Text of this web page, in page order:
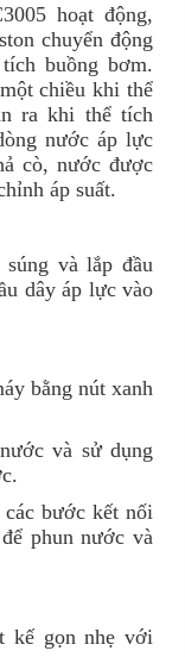
hoạt động,
chuyển động
buồng bơm.
chiều khi thể
ra khi thể tích
nước áp lực
cò, nước được
áp suất.
và lắp đầu
dây áp lực vào
bằng nút xanh
và sử dụng
bước kết nối
phun nước và
kế gọn nhẹ với